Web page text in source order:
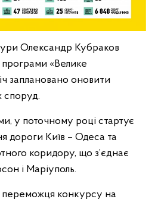
Олександр Кубраков
«Велике
заплановано оновити
споруд.
у поточному році стартує
дороги Київ – Одеса та
коридору, що з’єднає
і Маріуполь.
переможця конкурсу на